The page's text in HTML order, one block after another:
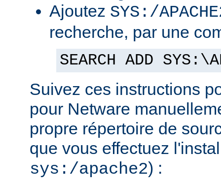
Ajoutez SYS:/
recherche, par une
SEARCH ADD
Suivez ces instructions
pour Netware
propre répertoire de
que vous effectuez
sys:/apache2) :